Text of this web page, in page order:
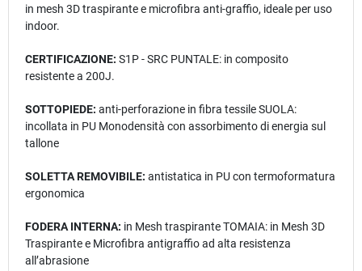
in mesh 3D traspirante e microfibra anti-graffio, ideale per uso
indoor.
CERTIFICAZIONE: S1P - SRC PUNTALE: in composito
resistente a 200J.
SOTTOPIEDE: anti-perforazione in fibra tessile SUOLA:
incollata in PU Monodensità con assorbimento di energia sul
tallone
SOLETTA REMOVIBILE: antistatica in PU con termoformatura
ergonomica
FODERA INTERNA: in Mesh traspirante TOMAIA: in Mesh 3D
Traspirante e Microfibra antigraffio ad alta resistenza
all’abrasione